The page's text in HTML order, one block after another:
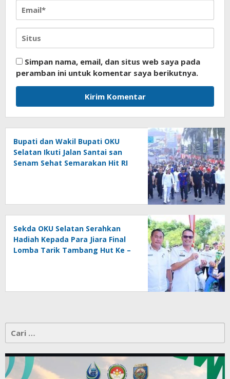
Simpan nama, email, dan situs web saya pada
peramban ini untuk komentar saya berikutnya.
Bupati dan Wakil Bupati OKU
Selatan Ikuti Jalan Santai san
Senam Sehat Semarakan Hit RI
Sekda OKU Selatan Serahkan
Hadiah Kepada Para Jiara Final
Lomba Tarik Tambang Hut Ke –
untuk: